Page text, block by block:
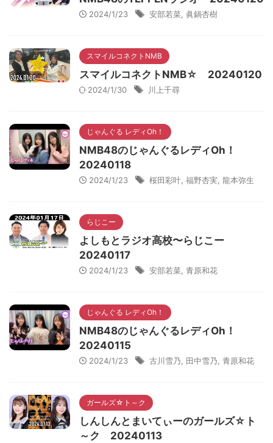
2024/1/23 安部若菜 眞鍋杏樹
スマイルコネクトNMB
スマイルコネクトNMB☆ 20240120
2024/1/30 川上千尋
じゃんぐる レディOh！
NMB48のじゃんぐるレディOh！
20240118
2024/1/23 桜田彩叶 福野杏実 龍本弥生
らじこー
よしもとラジオ高校〜らじこー
20240117
2024/1/23 安部若菜 青原和花
じゃんぐる レディOh！
NMB48のじゃんぐるレディOh！
20240115
2024/1/23 古川雪乃 田中雪乃 青原和花
ガールズ☆ト～ク
しんしんとまいてぃーのガールズ☆ト
～ク 20240113